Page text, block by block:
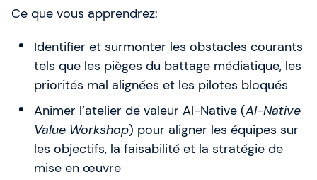
Ce que vous apprendrez:
Identifier et surmonter les obstacles courants
tels que les pièges du battage médiatique, les
priorités mal alignées et les pilotes bloqués
Animer l’atelier de valeur AI-Native (AI-Native
Value Workshop) pour aligner les équipes sur
les objectifs, la faisabilité et la stratégie de
mise en œuvre